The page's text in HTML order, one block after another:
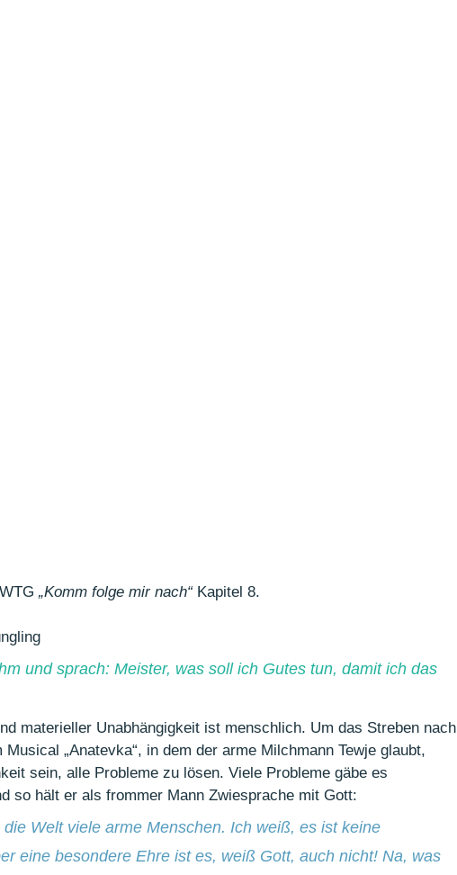
„Komm folge mir nach“ Kapitel 8.
und sprach: Meister, was soll ich Gutes tun, damit ich das
materieller Unabhängigkeit ist menschlich. Um das Streben nach
„Anatevka“, in dem der arme Milchmann Tewje glaubt,
sein, alle Probleme zu lösen. Viele Probleme gäbe es
so hält er als frommer Mann Zwiesprache mit Gott:
Welt viele arme Menschen. Ich weiß, es ist keine
eine besondere Ehre ist es, weiß Gott, auch nicht! Na, was